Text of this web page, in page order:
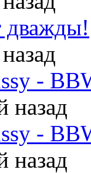
дважды!
-
назад
-
назад